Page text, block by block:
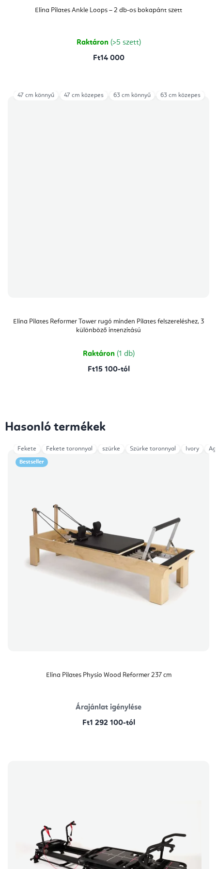
Elina Pilates Ankle Loops – 2 db-os bokapánt szett
Raktáron (>5 szett)
Ft14 000
Elina Pilates Reformer Tower rugó minden Pilates felszereléshez, 3
különböző intenzitású
Raktáron (1 db)
Ft15 100-tól
47 cm könnyű 47 cm közepes 63 cm könnyű 63 cm közepes
Hasonló termékek
Bestseller
Elina Pilates Physio Wood Reformer 237 cm
Árajánlat igénylése
Ft1 292 100-tól
Fekete Fekete toronnyal szürke Szürke toronnyal Ivory